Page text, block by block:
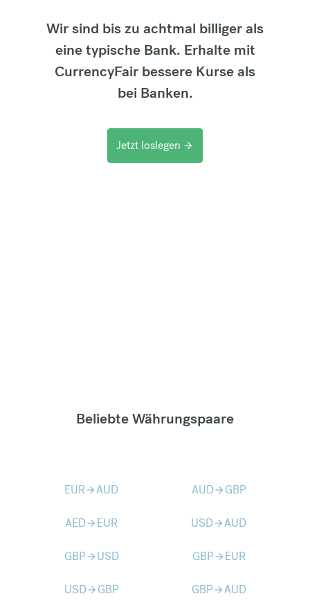
Wir sind bis zu achtmal billiger als
eine typische Bank. Erhalte mit
CurrencyFair bessere Kurse als
bei Banken.
Jetzt loslegen arrow_forward
Beliebte Währungspaare
EURarrow_forwardAUD AUDarrow_forward GBP
AEDarrow_forward EUR USDarrow_forwardAUD
GBParrow_forward USD GBParrow_forward EUR
USDarrow_forward GBP GBParrow_forwardAUD